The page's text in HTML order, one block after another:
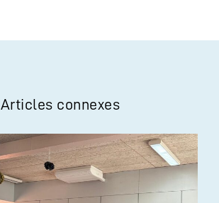
Articles connexes